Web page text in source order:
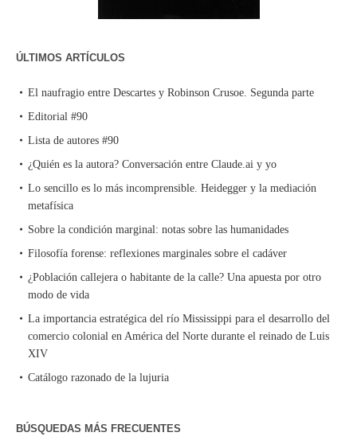
ÚLTIMOS ARTÍCULOS
El naufragio entre Descartes y Robinson Crusoe. Segunda parte
Editorial #90
Lista de autores #90
¿Quién es la autora? Conversación entre Claude.ai y yo
Lo sencillo es lo más incomprensible. Heidegger y la mediación
metafísica
Sobre la condición marginal: notas sobre las humanidades
Filosofía forense: reflexiones marginales sobre el cadáver
¿Población callejera o habitante de la calle? Una apuesta por otro
modo de vida
La importancia estratégica del río Mississippi para el desarrollo del
comercio colonial en América del Norte durante el reinado de Luis
XIV
Catálogo razonado de la lujuria
BÚSQUEDAS MÁS FRECUENTES